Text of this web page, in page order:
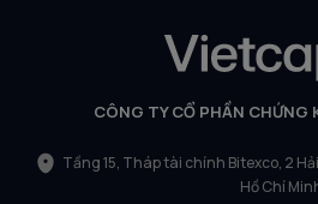
CÔNG TY CỔ PHẦN CHỨNG
Tầng 15, Tháp tài chính Bitexco, 2
Hồ Chí